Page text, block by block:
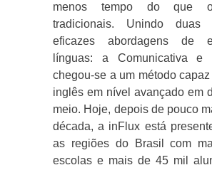
menos tempo do que
tradicionais. Unindo duas
eficazes abordagens de
línguas: a Comunicativa e
chegou-se a um método
inglês em nível avançado em
meio. Hoje, depois de pouco
década, a inFlux está
as regiões do Brasil com
escolas e mais de 45 mil